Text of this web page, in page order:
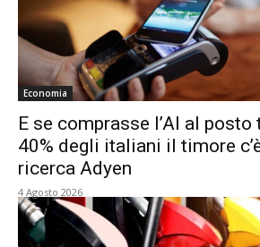
Economia
E se comprasse l’AI al
40% degli italiani il timore
ricerca Adyen
4 Agosto 2026